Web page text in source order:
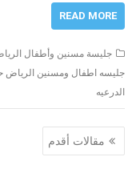
READ MORE
جليسة مسنين وأطفال
جليسه اطفال ومسنين الرياض
الدرعيه
تصفّح
المقالات
مقالات أقدم